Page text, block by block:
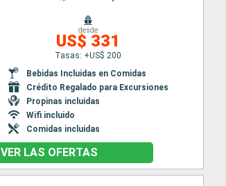
desde
US$ 331
Tasas: +US$ 200
Bebidas Incluidas en Comidas
Crédito Regalado para Excursiones
Propinas incluidas
Wifi incluido
Comidas incluidas
VER LAS OFERTAS